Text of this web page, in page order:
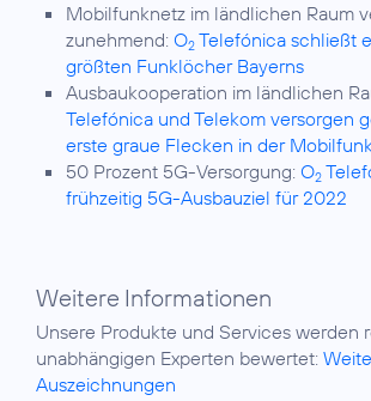
Mobilfunknetz im ländlichen Raum
zunehmend: O2 Telefónica schließt
größten Funklöcher Bayerns
Ausbaukooperation im ländlichen
Telefónica und Telekom versorgen
erste graue Flecken in der
50 Prozent 5G-Versorgung: O2
frühzeitig 5G-Ausbauziel für 2022
Weitere Informationen
Unsere Produkte und Services werden
unabhängigen Experten bewertet:
Auszeichnungen